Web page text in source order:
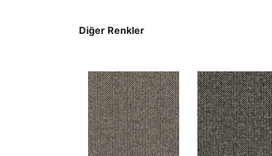
Diğer Renkler